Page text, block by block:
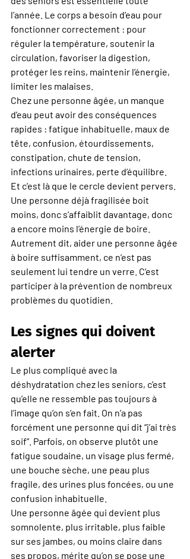
l’année. Le corps a besoin d’eau pour
fonctionner correctement : pour
réguler la température, soutenir la
circulation, favoriser la digestion,
protéger les reins, maintenir l’énergie,
limiter les malaises.
Chez une personne âgée, un manque
d’eau peut avoir des conséquences
rapides : fatigue inhabituelle, maux de
tête, confusion, étourdissements,
constipation, chute de tension,
infections urinaires, perte d’équilibre.
Et c’est là que le cercle devient pervers.
Une personne déjà fragilisée boit
moins, donc s’affaiblit davantage, donc
a encore moins l’énergie de boire.
Autrement dit, aider une personne âgée
à boire suffisamment, ce n’est pas
seulement lui tendre un verre. C’est
participer à la prévention de nombreux
problèmes du quotidien.
Les signes qui doivent
alerter
Le plus compliqué avec la
déshydratation chez les seniors, c’est
qu’elle ne ressemble pas toujours à
l’image qu’on s’en fait. On n’a pas
forcément une personne qui dit “j’ai très
soif”. Parfois, on observe plutôt une
fatigue soudaine, un visage plus fermé,
une bouche sèche, une peau plus
fragile, des urines plus foncées, ou une
confusion inhabituelle.
Une personne âgée qui devient plus
somnolente, plus irritable, plus faible
sur ses jambes, ou moins claire dans
ses propos, mérite qu’on se pose une